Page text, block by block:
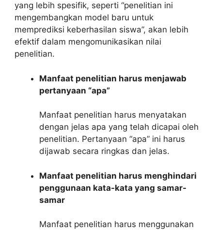
yang lebih spesifik, seperti “penelitian ini
mengembangkan model baru untuk
memprediksi keberhasilan siswa”, akan lebih
efektif dalam mengomunikasikan nilai
penelitian.
Manfaat penelitian harus menjawab
pertanyaan “apa”
Manfaat penelitian harus menyatakan
dengan jelas apa yang telah dicapai oleh
penelitian. Pertanyaan “apa” ini harus
dijawab secara ringkas dan jelas.
Manfaat penelitian harus menghindari
penggunaan kata-kata yang samar-
samar
Manfaat penelitian harus menggunakan